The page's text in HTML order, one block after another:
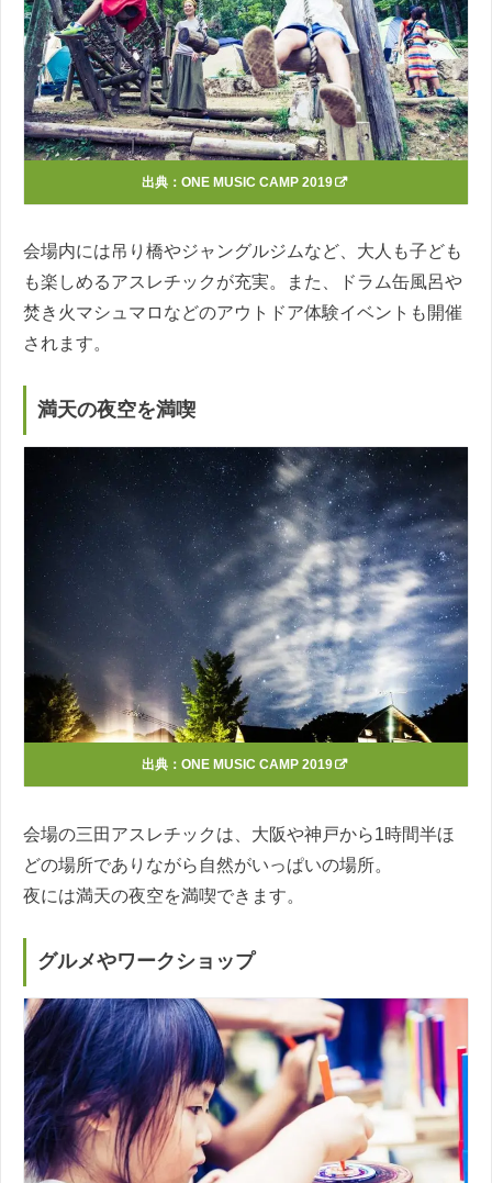
出典： ONE MUSIC CAMP 2019
会場内には吊り橋やジャングルジムなど、大人も子ども
も楽しめるアスレチックが充実。また、ドラム缶風呂や
焚き火マシュマロなどのアウトドア体験イベントも開催
されます。
満天の夜空を満喫
出典： ONE MUSIC CAMP 2019
会場の三田アスレチックは、大阪や神戸から1時間半ほ
どの場所でありながら自然がいっぱいの場所。
夜には満天の夜空を満喫できます。
グルメやワークショップ